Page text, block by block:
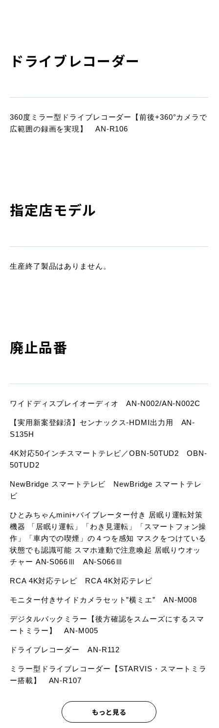
ドライブレコーダー
360度ミラー型ドライブレコーダー【前後+360°カメラで
広範囲の録画を実現】 AN-R106
指定店モデル
生産終了製品はありません。
廃⽌品番
ワイドディスプレイオーディオ AN-N002/AN-N002C
【実用新案登録済】センナックス-HDMI出力用 AN-
S135H
4K対応50インチスマートテレビ／OBN-50TUD2 OBN-
50TUD2
NewBridge スマートテレビ NewBridge スマートテレ
ビ
ひとみちゃんmini+バイブレーター付き 居眠り運転対策
機器 「居眠り運転」「わき見運転」「スマートフォン操
作」「車内での喫煙」の４つを感知 マスクをつけている
状態でも認識可能 スマホ連動で注意喚起 居眠りウオッ
チャー AN-S066Ⅲ AN-S066Ⅲ
RCA 4K対応テレビ RCA 4K対応テレビ
モニター付きサイドカメラセット”横ミエ” AN-M008
デジタルバックミラー【後方確認をスムーズにするスマ
ートミラー】 AN-M005
ドライブレコーダー AN-R112
ミラー型ドライブレコーダー【STARVIS・スマートミラ
ー搭載】 AN-R107
もっと見る